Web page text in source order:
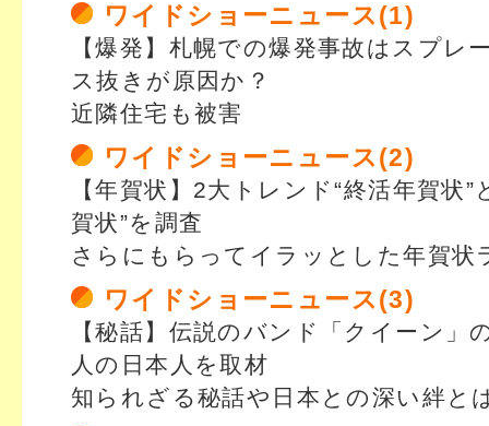
ワイドショーニュース(1)
【爆発】札幌での爆発事故はスプレ
ス抜きが原因か？
近隣住宅も被害
ワイドショーニュース(2)
【年賀状】2大トレンド“終活年賀状”
賀状”を調査
さらにもらってイラッとした年賀状
ワイドショーニュース(3)
【秘話】伝説のバンド「クイーン」
人の日本人を取材
知られざる秘話や日本との深い絆と